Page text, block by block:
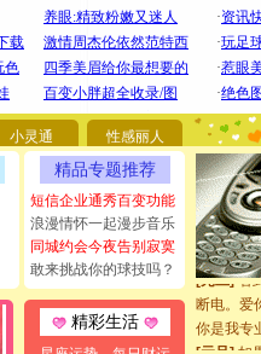
小灵通 性感丽人
精品专题推荐
短信企业通秀百变功能
浪漫情怀一起漫步音乐
同城约会今夜告别寂寞
敢来挑战你的球技吗？
精彩生活
[圣诞节]
你太多
要平安！
[圣诞节]
能正大光
都要快乐
[圣诞节]
如意,快
[元旦]看
断电。爱
你是我专
[元旦] 如